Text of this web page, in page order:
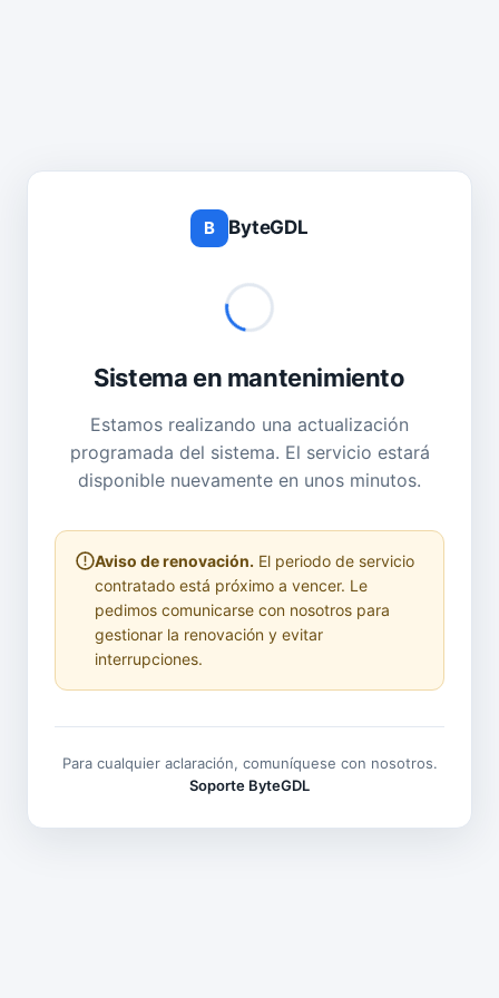
B ByteGDL
Sistema en mantenimiento
Estamos realizando una actualización
programada del sistema. El servicio estará
disponible nuevamente en unos minutos.
Aviso de renovación. El periodo de servicio
contratado está próximo a vencer. Le
pedimos comunicarse con nosotros para
gestionar la renovación y evitar
interrupciones.
Para cualquier aclaración, comuníquese con nosotros.
Soporte ByteGDL